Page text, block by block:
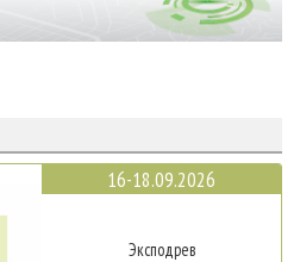
16-18.09.2026
Эксподрев